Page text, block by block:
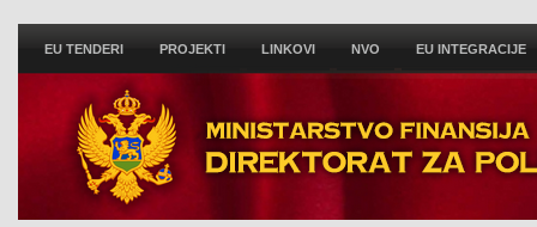
EU TENDERI PROJEKTI LINKOVI NVO EU INTEGRACIJE